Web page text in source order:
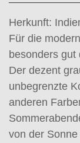
Herkunft:
Für die
besonders gut
Der dezent
unbegrenzte
anderen
von der